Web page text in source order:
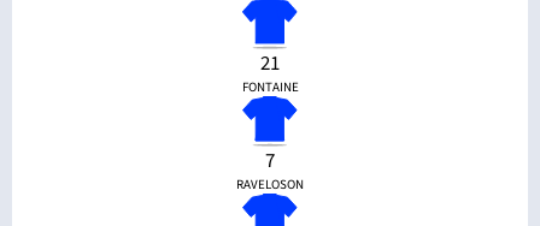
21
FONTAINE
7
RAVELOSON